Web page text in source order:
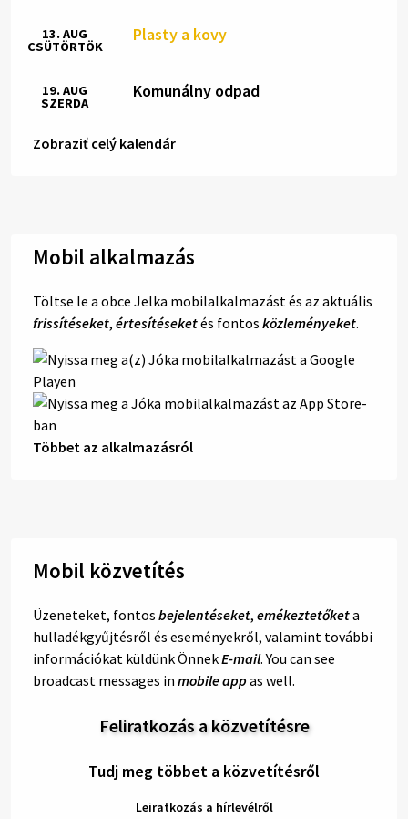
Plasty a kovy
13. AUG
CSÜTÖRTÖK
Komunálny odpad
19. AUG
SZERDA
Zobraziť celý kalendár
Mobil alkalmazás
Töltse le a obce Jelka mobilalkalmazást és az aktuális
frissítéseket, értesítéseketés fontos közleményeket.
Többet az alkalmazásról
Mobil közvetítés
Üzeneteket, fontos bejelentéseket, emékeztetőketa
hulladékgyűjtésről és eseményekről, valamint további
információkat küldünk ÖnnekE-mail. You can see
broadcast messages in mobile app as well.
Feliratkozás a közvetítésre
Tudj meg többet a közvetítésről
Leiratkozás a hírlevélről